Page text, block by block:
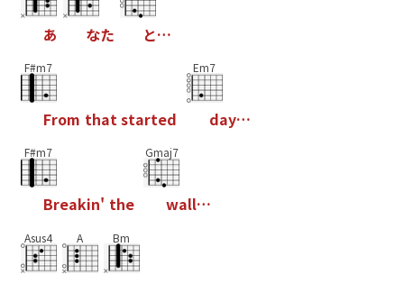
あ なた と…
F#m7
From thatstarted
Em7
day…
F#m7
Breakin' the
Gmaj7
wall…
Asus4 A Bm